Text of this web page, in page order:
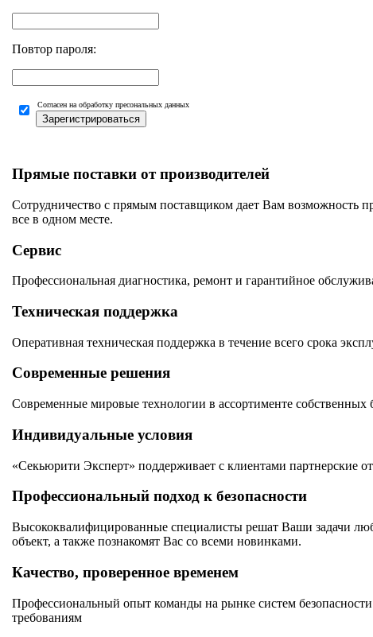
Повтор пароля:
Согласен на обработку пресональных данных
Зарегистрироваться
Прямые поставки от производителей
Сотрудничество с прямым поставщиком дает Вам возможность
все в одном месте.
Сервис
Профессиональная диагностика, ремонт и гарантийное
Техническая поддержка
Оперативная техническая поддержка в течение всего срока
Современные решения
Современные мировые технологии в ассортименте собственных
Индивидуальные условия
«Секьюрити Эксперт» поддерживает с клиентами партнерские
Профессиональный подход к безопасности
Высококвалифицированные специалисты решат Ваши задачи
объект, а также познакомят Вас со всеми новинками.
Качество, проверенное временем
Профессиональный опыт команды на рынке систем
требованиям